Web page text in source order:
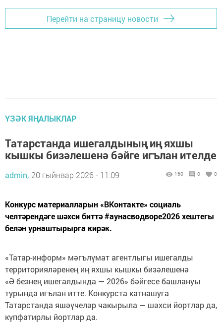
Перейти на страницу новости
ҮЗӘК ЯҢАЛЫКЛАР
Татарстанда ишегалдының иң яхшы
кышкы бизәлешенә бәйге игълан ителде
admin, 20 гыйнвар 2026 - 11:09 160 0 0
Конкурс материалларын «ВКонтакте» социаль
челтәрендәге шәхси биттә #аунасводворе2026 хештегы
белән урнаштырырга кирәк.
«Татар-информ» мәгълүмат агентлыгы ишегалды
территорияләренең иң яхшы кышкы бизәлешенә
«Ә безнең ишегалдында — 2026» бәйгесе башлануы
турында игълан итте. Конкурста катнашуга
Татарстанда яшәүчеләр чакырыла — шәхси йортлар да,
күпфатирлы йортлар да.